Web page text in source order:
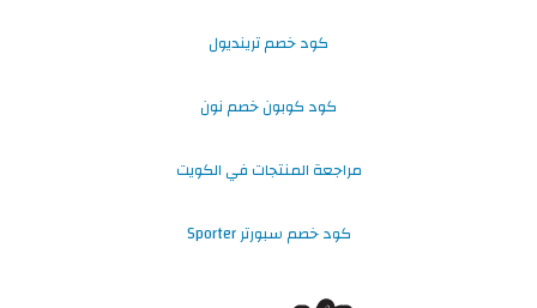
كود خصم ترينديول
كود كوبون خصم نون
مراجعة المنتجات في الكويت
كود خصم سبورتر Sporter